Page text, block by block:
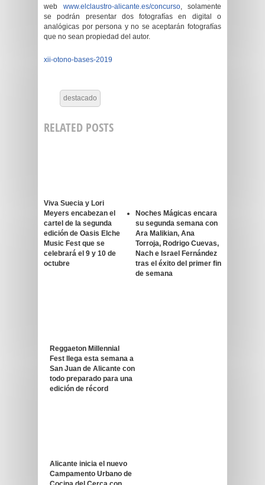
web www.elclaustro-alicante.es/concurso, solamente
se podrán presentar dos fotografías en digital o
analógicas por persona y no se aceptarán fotografías
que no sean propiedad del autor.
xii-otono-bases-2019
destacado
RELATED POSTS
Viva Suecia y Lori
Meyers encabezan el
cartel de la segunda
edición de Oasis Elche
Music Fest que se
celebrará el 9 y 10 de
octubre
Noches Mágicas encara
su segunda semana con
Ara Malikian, Ana
Torroja, Rodrigo Cuevas,
Nach e Israel Fernández
tras el éxito del primer fin
de semana
Reggaeton Millennial
Fest llega esta semana a
San Juan de Alicante con
todo preparado para una
edición de récord
Alicante inicia el nuevo
Campamento Urbano de